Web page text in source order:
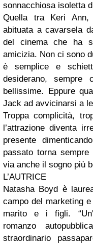
sonnacchiosa isoletta
Quella tra Keri
abituata a cavarsela
del cinema che ha
amicizia. Non ci sono
è semplice e
desiderano, sempre
bellissime. Eppure
Jack ad avvicinarsi a
Troppa complicità,
l’attrazione diventa
presente
passato torna
via anche il sogno più
L’AUTRICE
Natasha Boyd è
campo del marketing
marito e i figli.
romanzo
straordinario